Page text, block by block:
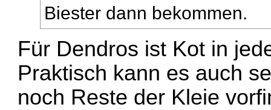
Biester dann bekommen.
Für Dendros ist Kot in
Praktisch kann es auch
noch Reste der Kleie